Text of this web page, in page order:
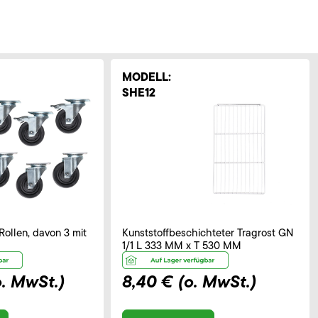
davon 3 mit
MwSt.)
MODELL:
SHE12
Kunststoffbeschichteter Tragrost GN
1/1 L 333 MM x T 530 MM
8,40 € (o. MwSt.)